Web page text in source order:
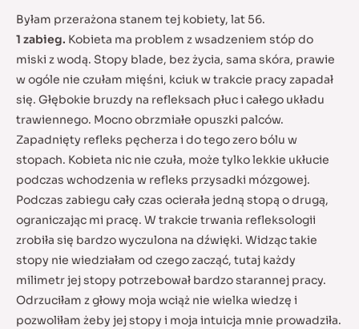
Byłam przerażona stanem tej kobiety, lat 56.
1 zabieg. Kobieta ma problem z wsadzeniem stóp do
miski z wodą. Stopy blade, bez życia, sama skóra, prawie
w ogóle nie czułam mięśni, kciuk w trakcie pracy zapadał
się. Głębokie bruzdy na refleksach płuc i całego układu
trawiennego. Mocno obrzmiałe opuszki palców.
Zapadnięty refleks pęcherza i do tego zero bólu w
stopach. Kobieta nic nie czuła, może tylko lekkie ukłucie
podczas wchodzenia w refleks przysadki mózgowej.
Podczas zabiegu cały czas ocierała jedną stopą o drugą,
ograniczając mi pracę. W trakcie trwania refleksologii
zrobiła się bardzo wyczulona na dźwięki. Widząc takie
stopy nie wiedziałam od czego zacząć, tutaj każdy
milimetr jej stopy potrzebował bardzo starannej pracy.
Odrzuciłam z głowy moja wciąż nie wielka wiedzę i
pozwoliłam żeby jej stopy i moja intuicja mnie prowadziła.